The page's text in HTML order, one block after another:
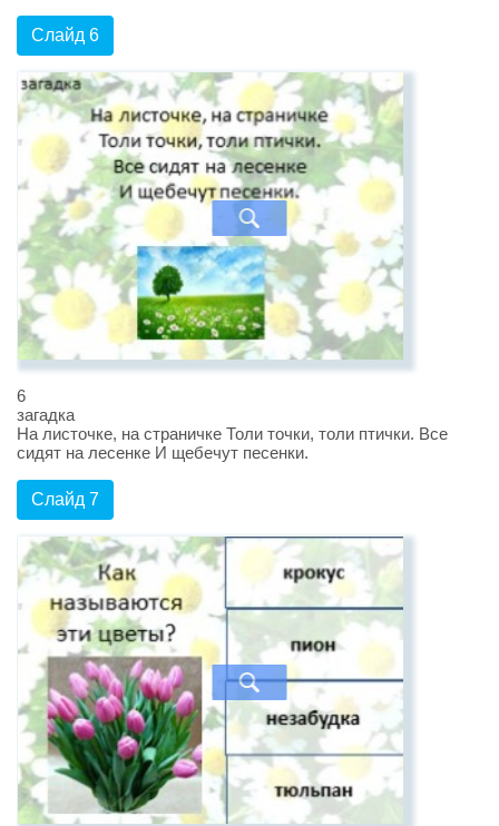
Слайд 6
6
загадка
На листочке, на страничке Толи точки, толи птички. Все
сидят на лесенке И щебечут песенки.
Слайд 7